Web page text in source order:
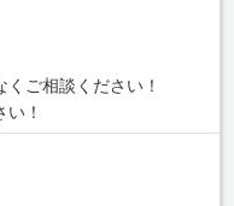
ご相談ください！
！